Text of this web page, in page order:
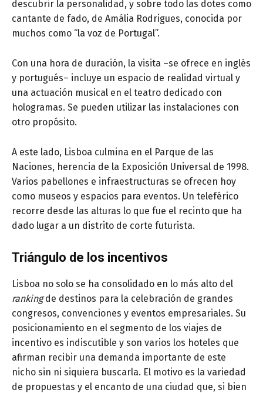
descubrir la personalidad, y sobre todo las dotes como
cantante de fado, de Amália Rodrigues, conocida por
muchos como “la voz de Portugal”.
Con una hora de duración, la visita –se ofrece en inglés
y portugués– incluye un espacio de realidad virtual y
una actuación musical en el teatro dedicado con
hologramas. Se pueden utilizar las instalaciones con
otro propósito.
A este lado, Lisboa culmina en el Parque de las
Naciones, herencia de la Exposición Universal de 1998.
Varios pabellones e infraestructuras se ofrecen hoy
como museos y espacios para eventos. Un teleférico
recorre desde las alturas lo que fue el recinto que ha
dado lugar a un distrito de corte futurista.
Triángulo de los incentivos
Lisboa no solo se ha consolidado en lo más alto del
rankingde destinos para la celebración de grandes
congresos, convenciones y eventos empresariales. Su
posicionamiento en el segmento de los viajes de
incentivo es indiscutible y son varios los hoteles que
afirman recibir una demanda importante de este
nicho sin ni siquiera buscarla. El motivo es la variedad
de propuestas y el encanto de una ciudad que, si bien